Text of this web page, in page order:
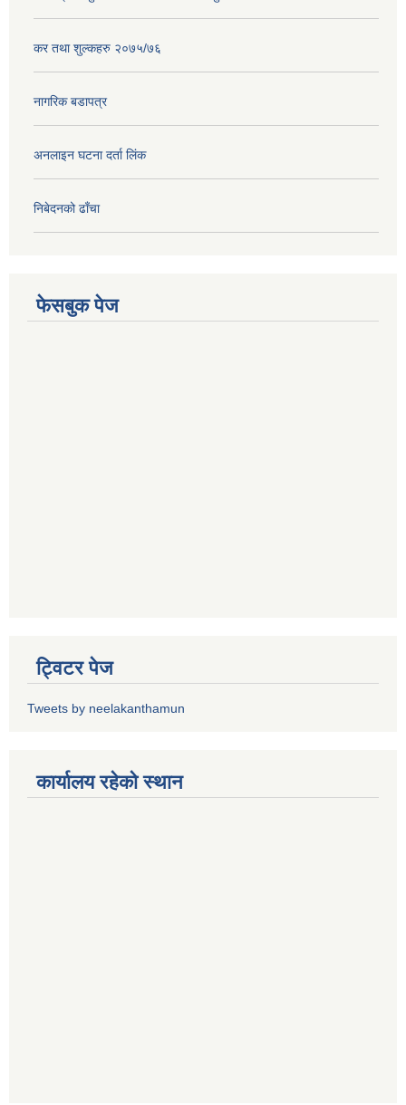
कर तथा शुल्कहरु २०७५/७६
नागरिक बडापत्र
अनलाइन घटना दर्ता लिंक
निबेदनको ढाँचा
फेसबुक पेज
ट्विटर पेज
Tweets by neelakanthamun
कार्यालय रहेको स्थान